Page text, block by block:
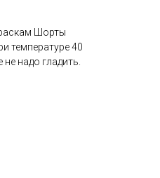
Шорты
температуре 40
надо гладить.